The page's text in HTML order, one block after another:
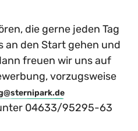
die gerne jeden Tag
an den Start gehen und
freuen wir uns auf
vorzugsweise
04633/95295-63